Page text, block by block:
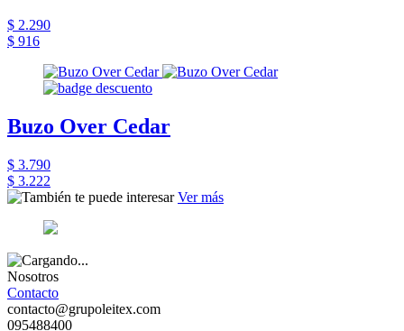
$ 2.290
$ 916
Buzo Over Cedar
$ 3.790
$ 3.222
Ver más
Nosotros
Contacto
contacto@grupoleitex.com
095488400